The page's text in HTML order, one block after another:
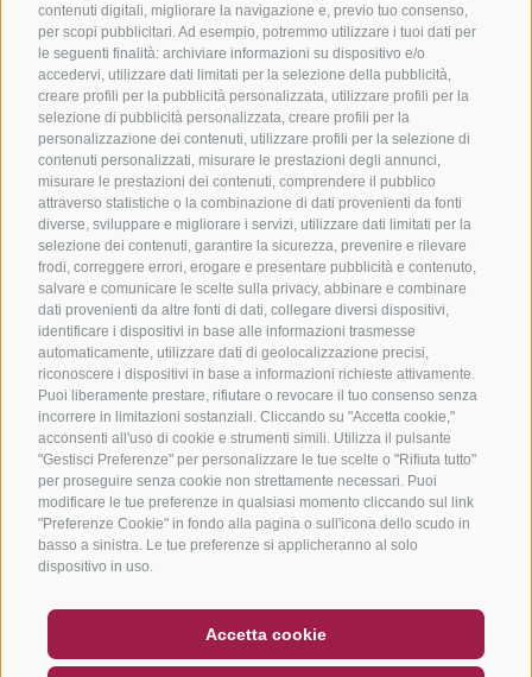
contenuti digitali, migliorare la navigazione e, previo tuo consenso,
per scopi pubblicitari. Ad esempio, potremmo utilizzare i tuoi dati per
le seguenti finalità: archiviare informazioni su dispositivo e/o
accedervi, utilizzare dati limitati per la selezione della pubblicità,
creare profili per la pubblicità personalizzata, utilizzare profili per la
selezione di pubblicità personalizzata, creare profili per la
personalizzazione dei contenuti, utilizzare profili per la selezione di
contenuti personalizzati, misurare le prestazioni degli annunci,
misurare le prestazioni dei contenuti, comprendere il pubblico
attraverso statistiche o la combinazione di dati provenienti da fonti
diverse, sviluppare e migliorare i servizi, utilizzare dati limitati per la
selezione dei contenuti, garantire la sicurezza, prevenire e rilevare
frodi, correggere errori, erogare e presentare pubblicità e contenuto,
salvare e comunicare le scelte sulla privacy, abbinare e combinare
dati provenienti da altre fonti di dati, collegare diversi dispositivi,
identificare i dispositivi in base alle informazioni trasmesse
automaticamente, utilizzare dati di geolocalizzazione precisi,
riconoscere i dispositivi in base a informazioni richieste attivamente.
Puoi liberamente prestare, rifiutare o revocare il tuo consenso senza
incorrere in limitazioni sostanziali. Cliccando su "Accetta cookie,"
acconsenti all'uso di cookie e strumenti simili. Utilizza il pulsante
"Gestisci Preferenze" per personalizzare le tue scelte o "Rifiuta tutto"
per proseguire senza cookie non strettamente necessari. Puoi
modificare le tue preferenze in qualsiasi momento cliccando sul link
"Preferenze Cookie" in fondo alla pagina o sull'icona dello scudo in
basso a sinistra. Le tue preferenze si applicheranno al solo
dispositivo in uso.
Accetta cookie
NEWSLETTER
SOCIAL WALL METEO